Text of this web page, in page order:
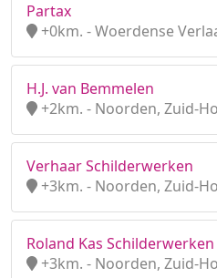
Partax
+0km. - Woerdense
H.J. van Bemmelen
+2km. - Noorden, Zuid-
Verhaar Schilderwerken
+3km. - Noorden, Zuid-
Roland Kas Schilderwerken
+3km. - Noorden, Zuid-